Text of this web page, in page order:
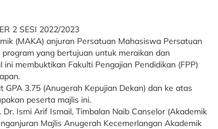
2 SESI 2022/2023
(MAKA) anjuran Persatuan Mahasiswa Persatuan
yang bertujuan untuk meraikan dan
membuktikan Fakulti Pengajian Pendidikan (FPP)
3.75 (Anugerah Kepujian Dekan) dan ke atas
peserta majlis ini.
Ismi Arif Ismail, Timbalan Naib Canselor (Akademik
Majlis Anugerah Kecemerlangan Akademik